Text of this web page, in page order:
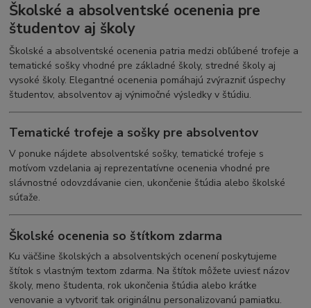
Školské a absolventské ocenenia pre
študentov aj školy
Školské a absolventské ocenenia patria medzi obľúbené trofeje a
tematické sošky vhodné pre základné školy, stredné školy aj
vysoké školy. Elegantné ocenenia pomáhajú zvýrazniť úspechy
študentov, absolventov aj výnimočné výsledky v štúdiu.
Tematické trofeje a sošky pre absolventov
V ponuke nájdete absolventské sošky, tematické trofeje s
motívom vzdelania aj reprezentatívne ocenenia vhodné pre
slávnostné odovzdávanie cien, ukončenie štúdia alebo školské
súťaže.
Školské ocenenia so štítkom zdarma
Ku väčšine školských a absolventských ocenení poskytujeme
štítok s vlastným textom zdarma. Na štítok môžete uviesť názov
školy, meno študenta, rok ukončenia štúdia alebo krátke
venovanie a vytvoriť tak originálnu personalizovanú pamiatku.